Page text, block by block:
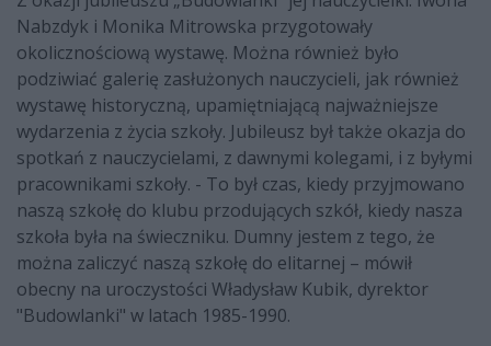
Nabzdyk i Monika Mitrowska przygotowały
okolicznościową wystawę. Można również było
podziwiać galerię zasłużonych nauczycieli, jak również
wystawę historyczną, upamiętniającą najważniejsze
wydarzenia z życia szkoły. Jubileusz był także okazja do
spotkań z nauczycielami, z dawnymi kolegami, i z byłymi
pracownikami szkoły. - To był czas, kiedy przyjmowano
naszą szkołę do klubu przodujących szkół, kiedy nasza
szkoła była na świeczniku. Dumny jestem z tego, że
można zaliczyć naszą szkołę do elitarnej – mówił
obecny na uroczystości Władysław Kubik, dyrektor
"Budowlanki" w latach 1985-1990.